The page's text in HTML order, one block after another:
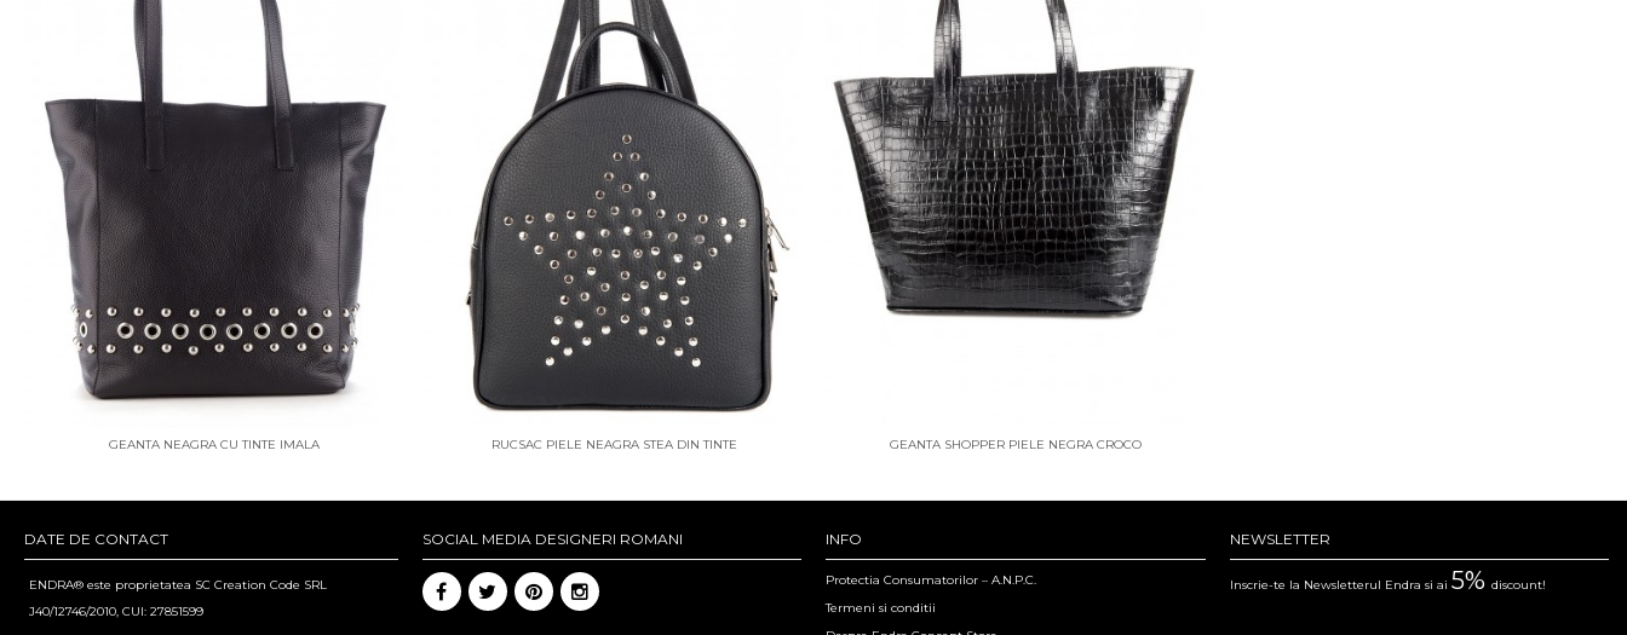
GEANTA NEAGRA CU TINTE IMALA RUCSAC PIELE NEAGRA STEA DIN TINTE GEANTA SHOPPER PIELE NEGRA CROCO
DATE DE CONTACT
ENDRA® este proprietatea SC Creation Code SRL
J40/12746/2010, CUI: 27851599
SOCIAL MEDIA DESIGNERI ROMANI NEWSLETTER
Inscrie-te la Newsletterul Endra si ai 5% discount!
INFO
Protectia Consumatorilor – A.N.P.C.
Termeni si conditii